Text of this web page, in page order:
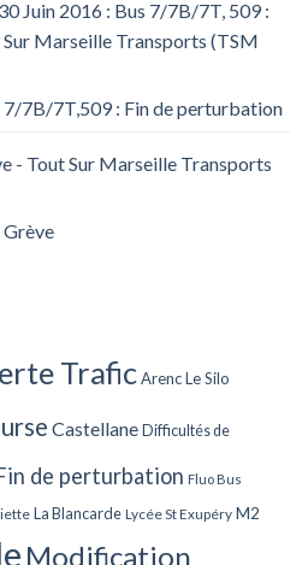
Juin 2016 : Bus 7/7B/7T, 509 :
Marseille Transports (TSM
7B/7T,509 : Fin de perturbation
- Tout Sur Marseille Transports
TraficArenc Le Silo
Castellane Difficultés de
de perturbation Fluo Bus
La Blancarde Lycée St Exupéry M2
Modification